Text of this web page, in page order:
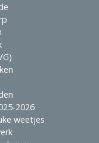
2026
weetjes